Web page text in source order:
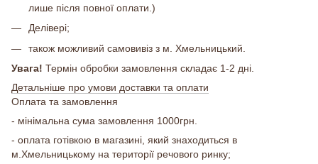
лише після повної оплати.)
Делівері;
також можливий самовивіз з м. Хмельницький.
Увага! Термін обробки замовлення складає 1-2 дні.
Детальніше про умови доставки та оплати
Оплата та замовлення
- мінімальна сума замовлення 1000грн.
- оплата готівкою в магазині, який знаходиться в
м.Хмельницькому на території речового ринку;